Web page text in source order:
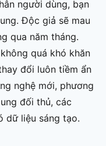
người dùng, bạn
Độc giả sẽ mau
qua năm tháng.
quá khó khăn
đổi luôn tiềm ẩn
nghệ mới, phương
đối thủ, các
dữ liệu sáng tạo.